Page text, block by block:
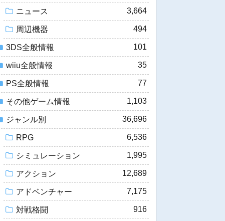
ニュース 3,664
周辺機器 494
3DS全般情報 101
wiiu全般情報 35
PS全般情報 77
その他ゲーム情報 1,103
ジャンル別 36,696
RPG 6,536
シミュレーション 1,995
アクション 12,689
アドベンチャー 7,175
対戦格闘 916